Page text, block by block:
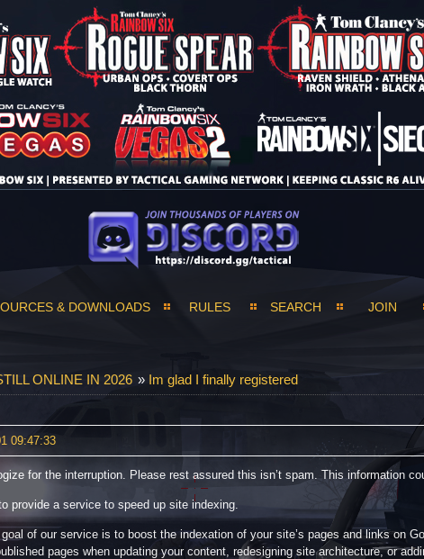
& DOWNLOADS RULES SEARCH JOIN
ONLINE IN 2026 » Im glad I finally registered
09:47:33
for the interruption. Please rest assured this isn’t spam. This information
provide a service to speed up site indexing.
of our service is to boost the indexation of your site’s pages and links on
pages when updating your content, redesigning site architecture, or